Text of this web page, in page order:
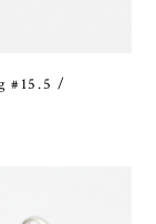
#15.5 /